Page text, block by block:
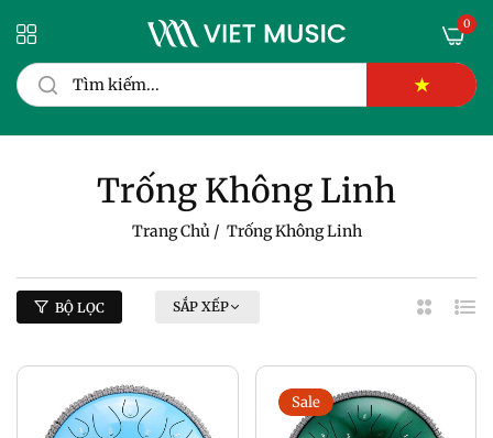
★
0
Trống Không Linh
Trang Chủ / Trống Không Linh
BỘ LỌC SẮP XẾP
2
Sale